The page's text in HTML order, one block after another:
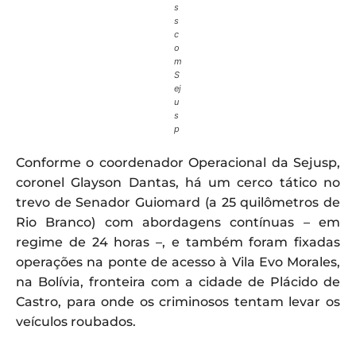
s
s
c
o
m
S
ej
u
s
p
Conforme o coordenador Operacional da Sejusp,
coronel Glayson Dantas, há um cerco tático no
trevo de Senador Guiomard (a 25 quilômetros de
Rio Branco) com abordagens contínuas – em
regime de 24 horas –, e também foram fixadas
operações na ponte de acesso à Vila Evo Morales,
na Bolívia, fronteira com a cidade de Plácido de
Castro, para onde os criminosos tentam levar os
veículos roubados.